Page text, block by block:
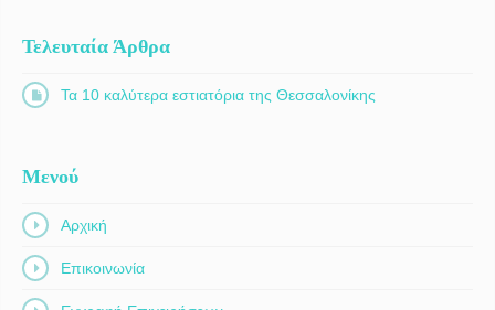
Τελευταία Άρθρα
Τα 10 καλύτερα εστιατόρια της Θεσσαλονίκης
Μενού
Αρχική
Επικοινωνία